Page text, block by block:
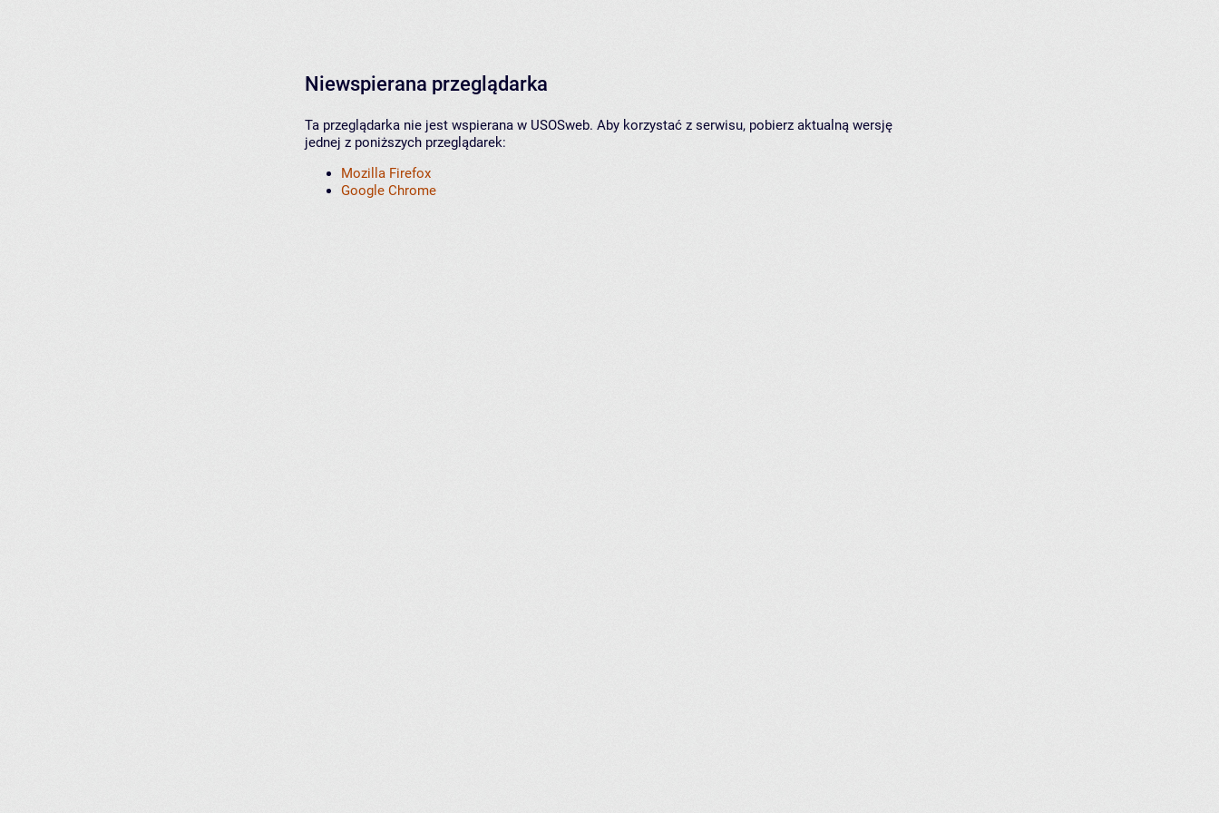
Niewspierana przeglądarka
Ta przeglądarka nie jest wspierana w USOSweb. Aby korzystać z serwisu, pobierz aktualną wersję
jednej z poniższych przeglądarek:
Mozilla Firefox
Google Chrome